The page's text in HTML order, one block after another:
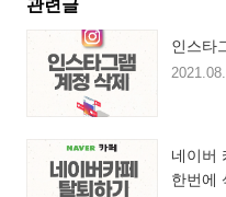
관련글
인스타
네이버
한번에